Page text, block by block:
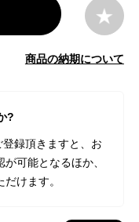
商品の納期について
?
録頂きますと、お
可能となるほか、
けます。